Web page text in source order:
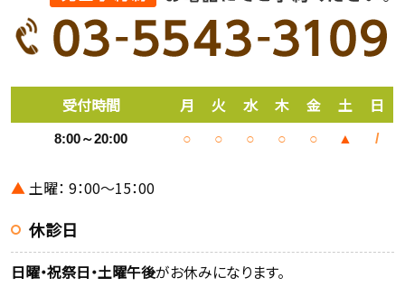
受付時間 月 火 水 木 金 土 日
8:00～20:00 ○ ○ ○ ○ ○ ▲ /
▲ 土曜： 9：00～15：00
休診日
日曜・祝祭日・土曜午後がお休みになります。